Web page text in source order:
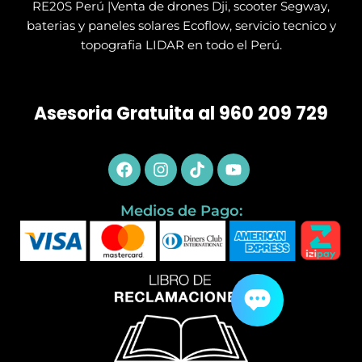
RE20S Perú |Venta de drones Dji, scooter Segway,
baterias y paneles solares Ecoflow, servicio tecnico y
topografia LIDAR en todo el Perú.
Asesoria Gratuita al 960 209 729
Facebook
Instagram
TiktokYoutube
Medios de Pago: